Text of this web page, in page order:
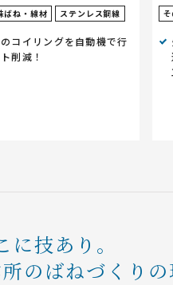
ばね・線材 ステンレス鋼線
コイリングを自動機で行
削減！
に技あり。
のばねづくりの